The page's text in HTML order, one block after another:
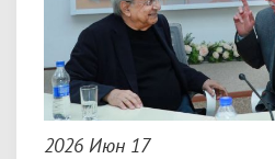
2026 Июн 17